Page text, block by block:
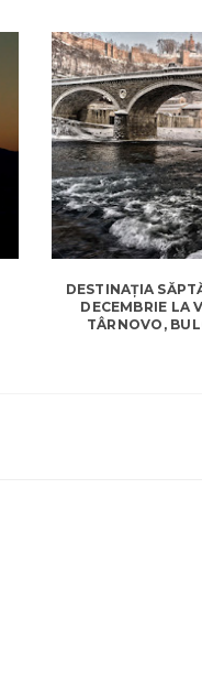
DESTINAȚIA
DECEMBRIE LA
TÂRNOVO,